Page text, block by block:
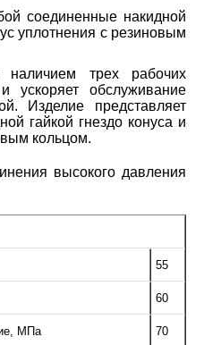
соединенные накидной
уплотнения с резиновым
трех рабочих
ускоряет обслуживание
Изделие представляет
гайкой гнездо конуса и
кольцом.
55
60
МПа 70